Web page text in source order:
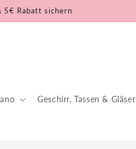
5€ Rabatt sichern
Geschirr, Tassen & Gläser